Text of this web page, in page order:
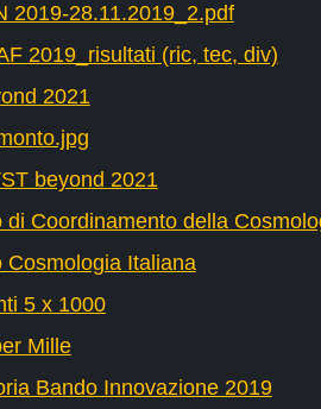
2019-28.11.2019_2.pdf
2019_risultati (ric, tec, div)
2021
beyond 2021
di Coordinamento della
Cosmologia Italiana
5 x 1000
Mille
Bando Innovazione 2019